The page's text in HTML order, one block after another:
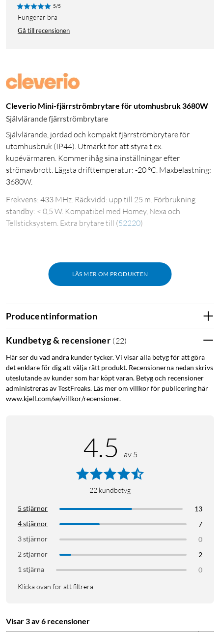
5/5
Fungerar bra
Gå till recensionen
Cleverio Mini-fjärrströmbrytare för utomhusbruk 3680W
Självlärande fjärrströmbrytare
Självlärande, jordad och kompakt fjärrströmbrytare för
utomhusbruk (IP44). Utmärkt för att styra t.ex.
kupévärmaren. Kommer ihåg sina inställningar efter
strömavbrott. Lägsta drifttemperatur: -20 °C. Maxbelastning:
3680W.
LÄS MER OM PRODUKTEN
Frekvens: 433 MHz. Räckvidd: upp till 25 m. Förbrukning
standby: < 0,5 W. Kompatibel med Homey, Nexa och
Tellsticksystem. Extra brytare till (52220)
Producentinformation
Kundbetyg & recensioner (22)
Här ser du vad andra kunder tycker. Vi visar alla betyg för att göra
det enklare för dig att välja rätt produkt. Recensionerna nedan skrivs
uteslutande av kunder som har köpt varan. Betyg och recensioner
administreras av TestFreaks. Läs mer om villkor för publicering här
www.kjell.com/se/villkor/recensioner.
4.5 av 5
22 kundbetyg
5 stjärnor
13
4 stjärnor
7
3 stjärnor
0
2 stjärnor
2
1 stjärna
0
Klicka ovan för att filtrera
Visar 3 av 6 recensioner